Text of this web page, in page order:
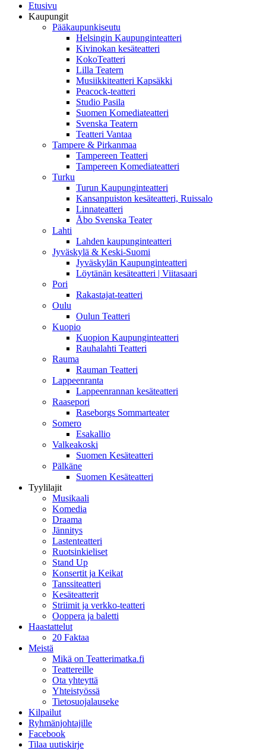
Etusivu
Kaupungit
Pääkaupunkiseutu
Helsingin Kaupunginteatteri
Kivinokan kesäteatteri
KokoTeatteri
Lilla Teatern
Musiikkiteatteri Kapsäkki
Peacock-teatteri
Studio Pasila
Suomen Komediateatteri
Svenska Teatern
Teatteri Vantaa
Tampere & Pirkanmaa
Tampereen Teatteri
Tampereen Komediateatteri
Turku
Turun Kaupunginteatteri
Kansanpuiston kesäteatteri, Ruissalo
Linnateatteri
Åbo Svenska Teater
Lahti
Lahden kaupunginteatteri
Jyväskylä & Keski-Suomi
Jyväskylän Kaupunginteatteri
Löytänän kesäteatteri | Viitasaari
Pori
Rakastajat-teatteri
Oulu
Oulun Teatteri
Kuopio
Kuopion Kaupunginteatteri
Rauhalahti Teatteri
Rauma
Rauman Teatteri
Lappeenranta
Lappeenrannan kesäteatteri
Raasepori
Raseborgs Sommarteater
Somero
Esakallio
Valkeakoski
Suomen Kesäteatteri
Pälkäne
Suomen Kesäteatteri
Tyylilajit
Musikaali
Komedia
Draama
Jännitys
Lastenteatteri
Ruotsinkieliset
Stand Up
Konsertit ja Keikat
Tanssiteatteri
Kesäteatterit
Striimit ja verkko-teatteri
Ooppera ja baletti
Haastattelut
20 Faktaa
Meistä
Mikä on Teatterimatka.fi
Teattereille
Ota yhteyttä
Yhteistyössä
Tietosuojalauseke
Kilpailut
Ryhmänjohtajille
Facebook
Tilaa uutiskirje